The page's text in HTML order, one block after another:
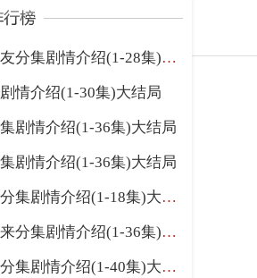
集剧情介绍(1-28集)大结局
情介绍(1-30集)大结局
剧情介绍(1-36集)大结局
剧情介绍(1-36集)大结局
集剧情介绍(1-18集)大结局
集剧情介绍(1-36集)大结局
集剧情介绍(1-40集)大结局